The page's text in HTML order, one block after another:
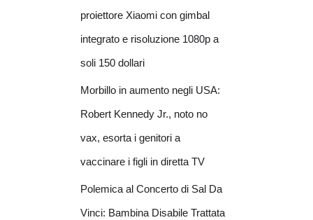
proiettore Xiaomi con gimbal
integrato e risoluzione 1080p a
soli 150 dollari
Morbillo in aumento negli USA:
Robert Kennedy Jr., noto no
vax, esorta i genitori a
vaccinare i figli in diretta TV
Polemica al Concerto di Sal Da
Vinci: Bambina Disabile Trattata